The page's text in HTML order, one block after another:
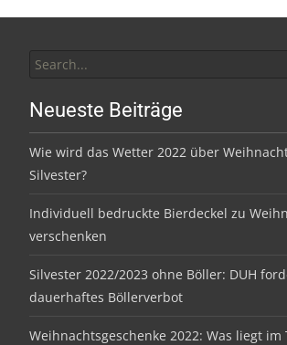
for:
Neueste Beiträge
Wie wird das Wetter 2022 über
Silvester?
Individuell bedruckte Bierdeckel zu
verschenken
Silvester 2022/2023 ohne Böller: DUH
dauerhaftes Böllerverbot
Weihnachtsgeschenke 2022: Was liegt im